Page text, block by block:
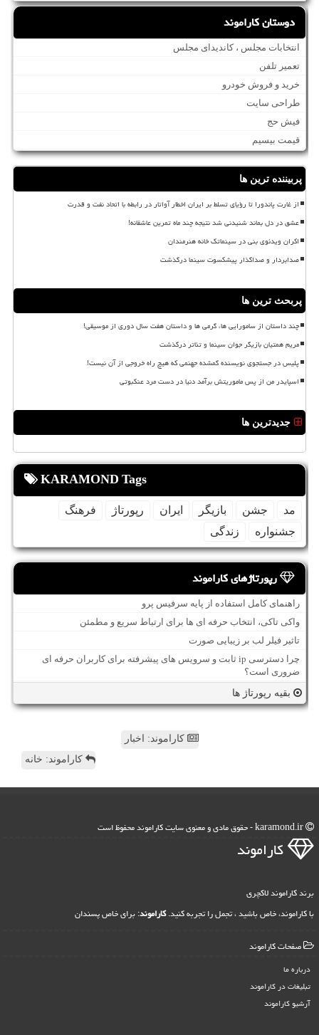
دوستان کاراموند
انتخابات مجلس ، کاندیدای مجلس
تعمیر تلفن
خرید و فروش خودرو
طراحی سایت
فیش حج
قیمت بیسیم
پربیننده ترین ها
از غارت پاندورا تا رؤیای تسلط بر ایران اخطار آواتار در رابطه با اتحاد نفت و قدرت
عشق در دل بماند شنیدنی شد نتیجه چند ماه تمرین عاشقانه!
اکران ویدئوی بنی در سینماتک خانه هنرمندان
صدابردار و صداگذار پیشکسوت سینما درگذشت
پربحث ترین ها
چند داستان از سامورایی ها، گرمی ها و داستان هفت سال دوری از موسیقی!
مریم همتیان بازیگر جوان سینما و تئاتر درگذشت
پلیس در جستجوی نویسنده گمشده جهنمی که هیچ راه خروجی از آن نیست!
اسپایدر من از پس ماموریتش برآمد دنیا در دست مرد عنکبوتی
جدیدترین ها
KARAMOND Tags
مد جشن بازیگر ایران رپورتاژ
فرهنگ
جشنواره
زندگی
رپورتاژهای کاراموند
راهنمای کامل استفاده از پایه سرفیس پرو
واکی تاکی، انتخاب حرفه ای ها برای ارتباط سریع و مطمئن
تاثیر فیلر لب بر زیبایی صورت
چرا دسترسی ip ثابت و سرویس های پیشرفته برای کاربران حرفه ای
ضروری است؟
بقیه رپورتاژ ها
کاراموند: اخبار
کاراموند: خانه
كاراموند
برند کاراموند لاکچری
با کاراموند، خاص باشید ، تجمل را تجربه کنید.کاراموند: برای خاص پسندان
صفحات كاراموند
درباره ما
تبلیغات در كاراموند
آرشیو كاراموند